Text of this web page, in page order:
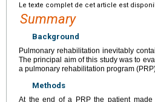
Le texte complet de cet article est
Summary
Background
Pulmonary rehabilitation inevitably
The principal aim of this study was to
a pulmonary rehabilitation program
Methods
At the end of a PRP the patient